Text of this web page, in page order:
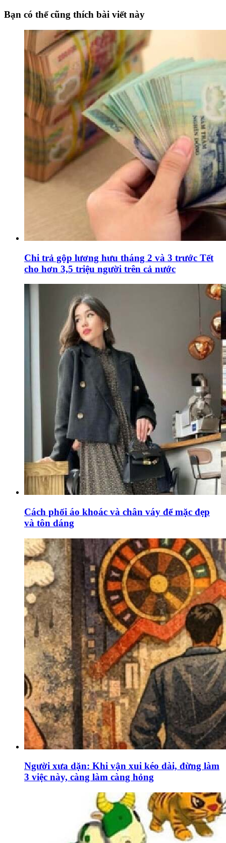
Bạn có thể cũng thích bài viết này
Chi trả gộp lương hưu tháng 2 và 3 trước Tết
cho hơn 3,5 triệu người trên cả nước
Cách phối áo khoác và chân váy để mặc đẹp
và tôn dáng
Người xưa dặn: Khi vận xui kéo dài, đừng làm
3 việc này, càng làm càng hỏng